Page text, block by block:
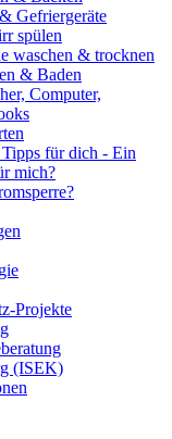
Gefriergeräte
spülen
waschen & trocknen
& Baden
Computer,
für dich - Ein
mich?
Projekte
(ISEK)